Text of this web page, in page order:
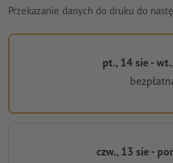
Przekazanie danych do druku do
pt., 14 sie -
czw., 13 sie -